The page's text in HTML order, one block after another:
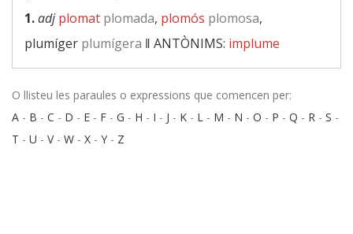
1.adj plomat plomada, plomós plomosa,
plumíger plumígera ‖ ANTÒNIMS: implume
O llisteu les paraules o expressions que comencen per:
A - B - C - D - E - F - G - H - I - J - K - L - M - N - O - P - Q - R - S -
T - U - V- W - X - Y - Z